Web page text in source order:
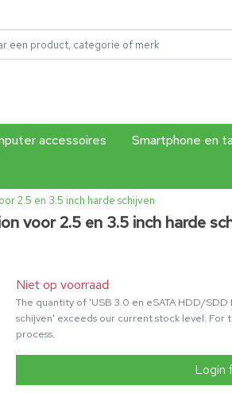
accessoires Smartphone en
2.5 en 3.5 inch harde schijven
voor 2.5 en 3.5 inch harde
Niet op voorraad
The quantity of 'USB 3.0 en eSATA HDD/
schijven' exceeds our current stock level. For
process.
Login